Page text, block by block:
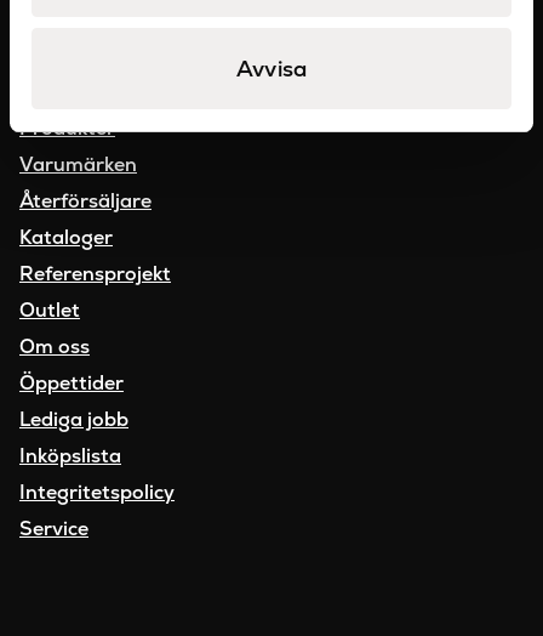
Avvisa
Produkter
Varumärken
Återförsäljare
Kataloger
Referensprojekt
Outlet
Om oss
Öppettider
Lediga jobb
Inköpslista
Integritetspolicy
Service